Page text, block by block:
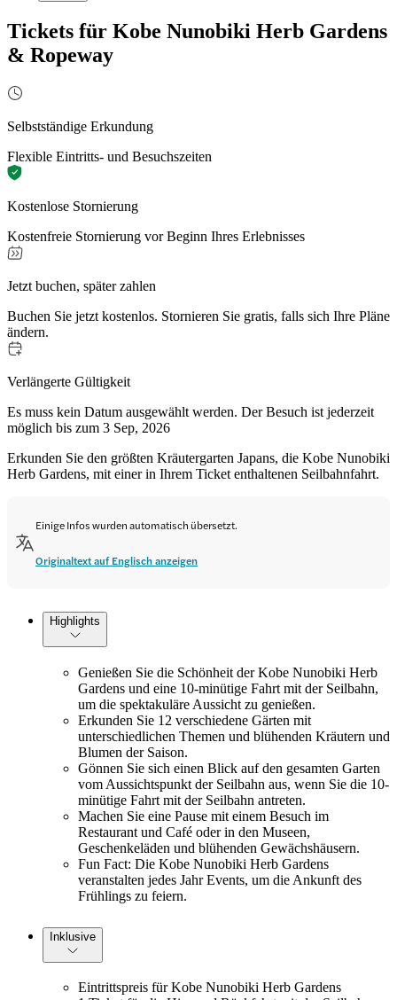
Tickets für Kobe Nunobiki Herb Gardens
& Ropeway
Selbstständige Erkundung
Flexible Eintritts- und Besuchszeiten
Kostenlose Stornierung
Kostenfreie Stornierung vor Beginn Ihres Erlebnisses
Jetzt buchen, später zahlen
Buchen Sie jetzt kostenlos. Stornieren Sie gratis, falls sich Ihre Pläne
ändern.
Verlängerte Gültigkeit
Es muss kein Datum ausgewählt werden. Der Besuch ist jederzeit
möglich bis zum 3 Sep, 2026
Erkunden Sie den größten Kräutergarten Japans, die Kobe Nunobiki
Herb Gardens, mit einer in Ihrem Ticket enthaltenen Seilbahnfahrt.
Einige Infos wurden automatisch übersetzt.
Originaltext auf Englisch anzeigen
Highlights
Genießen Sie die Schönheit der Kobe Nunobiki Herb
Gardens und eine 10-minütige Fahrt mit der Seilbahn,
um die spektakuläre Aussicht zu genießen.
Erkunden Sie 12 verschiedene Gärten mit
unterschiedlichen Themen und blühenden Kräutern und
Blumen der Saison.
Gönnen Sie sich einen Blick auf den gesamten Garten
vom Aussichtspunkt der Seilbahn aus, wenn Sie die 10-
minütige Fahrt mit der Seilbahn antreten.
Machen Sie eine Pause mit einem Besuch im
Restaurant und Café oder in den Museen,
Geschenkeläden und blühenden Gewächshäusern.
Fun Fact: Die Kobe Nunobiki Herb Gardens
veranstalten jedes Jahr Events, um die Ankunft des
Frühlings zu feiern.
Inklusive
Eintrittspreis für Kobe Nunobiki Herb Gardens